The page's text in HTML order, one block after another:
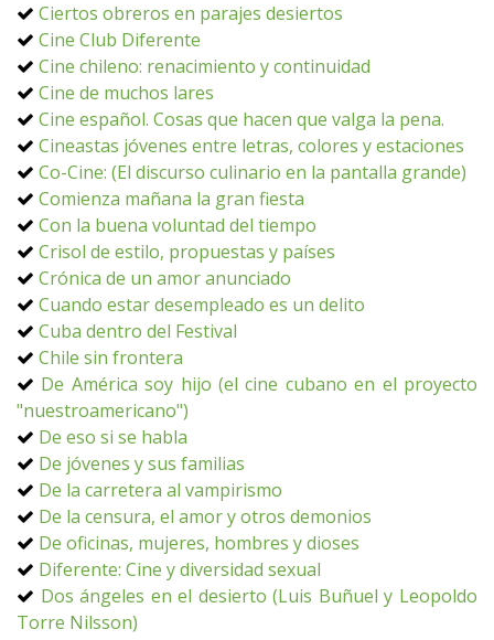
Ciertos obreros en parajes desiertos
Cine Club Diferente
Cine chileno: renacimiento y continuidad
Cine de muchos lares
Cine español. Cosas que hacen que valga la pena.
Cineastas jóvenes entre letras, colores y estaciones
Co-Cine: (El discurso culinario en la pantalla grande)
Comienza mañana la gran fiesta
Con la buena voluntad del tiempo
Crisol de estilo, propuestas y países
Crónica de un amor anunciado
Cuando estar desempleado es un delito
Cuba dentro del Festival
Chile sin frontera
De América soy hijo (el cine cubano en el proyecto
"nuestroamericano")
De eso si se habla
De jóvenes y sus familias
De la carretera al vampirismo
De la censura, el amor y otros demonios
De oficinas, mujeres, hombres y dioses
Diferente: Cine y diversidad sexual
Dos ángeles en el desierto (Luis Buñuel y Leopoldo
Torre Nilsson)